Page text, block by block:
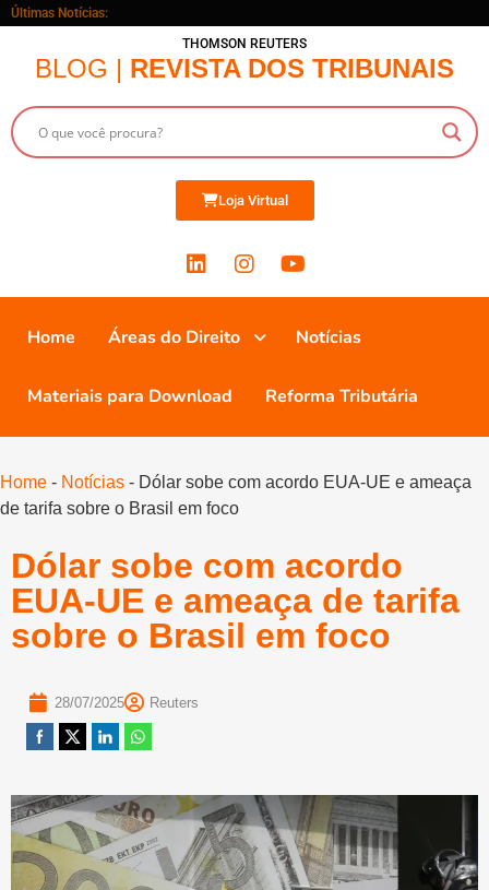
Últimas Notícias:
THOMSON REUTERS
BLOG | REVISTA DOS TRIBUNAIS
Loja Virtual
Home Áreas do Direito Notícias
Materiais para Download Reforma Tributária
Home - Notícias - Dólar sobe com acordo EUA-UE e ameaça
de tarifa sobre o Brasil em foco
Dólar sobe com acordo
EUA-UE e ameaça de tarifa
sobre o Brasil em foco
28/07/2025 Reuters